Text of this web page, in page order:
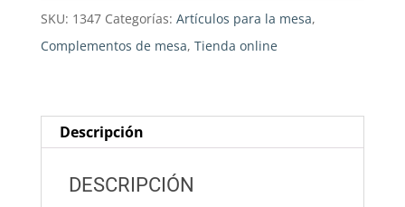
SKU: 1347 Categorías: Artículos para la mesa,
Complementos de mesa, Tienda online
Descripción
DESCRIPCIÓN